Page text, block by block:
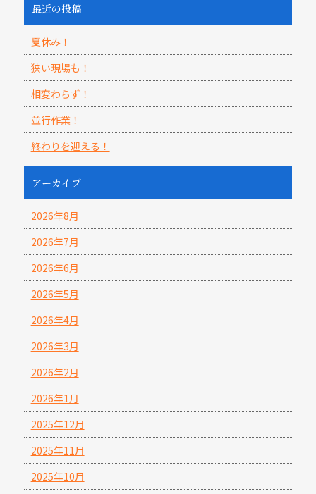
最近の投稿
夏休み！
狭い現場も！
相変わらず！
並行作業！
終わりを迎える！
アーカイブ
2026年8月
2026年7月
2026年6月
2026年5月
2026年4月
2026年3月
2026年2月
2026年1月
2025年12月
2025年11月
2025年10月